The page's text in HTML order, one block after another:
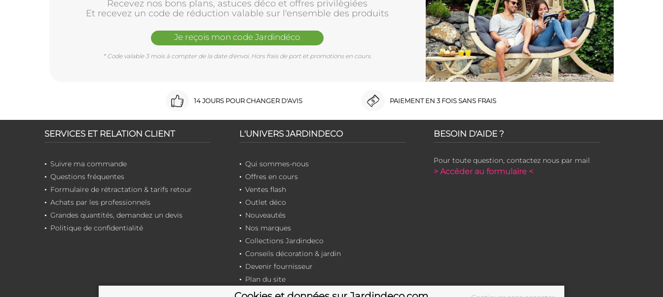
Recevez nos bons plans, astuces déco et offres privilègiées
Et recevez un code de réduction valable sur l'ensemble des produits
Je reçois mon code Jardindéco
* Code valable 3 mois à compter de la date d'envoi. Hors frais de port et promotions en cours.
14 JOURS POUR CHANGER D'AVIS PAIEMENT EN 3 FOIS SANS FRAIS
SERVICES ET RELATION CLIENT
Suivre ma commande
Questions fréquentes
Formulaire de rétractation & tarifs retour
Achats par les professionnels
Grandes quantités, demandez un devis
Politique de confidentialité
L'UNIVERS JARDINDECO
Qui sommes-nous
Offres en cours
Ventes flash
Outlet déco
Nouveautés
Nos marques
Collections Jardindeco
Conseils décoration & jardin
Devenir fournisseur
Plan du site
BESOIN D'AIDE ?
Pour toute question, contactez nous par mail
> Accéder au formulaire <